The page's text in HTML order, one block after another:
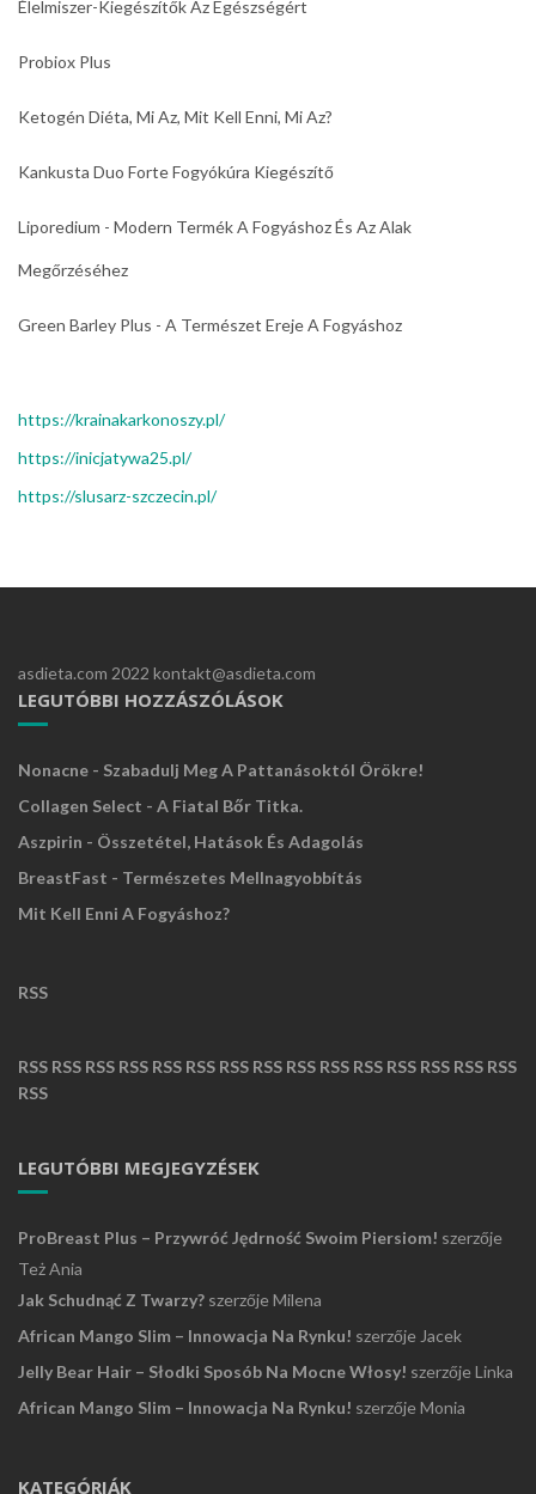
Élelmiszer-Kiegészítők Az Egészségért
Probiox Plus
Ketogén Diéta, Mi Az, Mit Kell Enni, Mi Az?
Kankusta Duo Forte Fogyókúra Kiegészítő
Liporedium - Modern Termék A Fogyáshoz És Az Alak
Megőrzéséhez
Green Barley Plus - A Természet Ereje A Fogyáshoz
https://krainakarkonoszy.pl/
https://inicjatywa25.pl/
https://slusarz-szczecin.pl/
asdieta.com 2022 kontakt@asdieta.com
LEGUTÓBBI HOZZÁSZÓLÁSOK
Nonacne - Szabadulj Meg A Pattanásoktól Örökre!
Collagen Select - A Fiatal Bőr Titka.
Aszpirin - Összetétel, Hatások És Adagolás
BreastFast - Természetes Mellnagyobbítás
Mit Kell Enni A Fogyáshoz?
RSS
RSS RSS RSS RSS RSS RSS RSS RSS RSS RSS RSS RSS RSS RSS RSS
RSS
LEGUTÓBBI MEGJEGYZÉSEK
ProBreast Plus – Przywróć Jędrność Swoim Piersiom! szerzője
Też Ania
Jak Schudnąć Z Twarzy? szerzőjeMilena
African Mango Slim – Innowacja Na Rynku! szerzője Jacek
Jelly Bear Hair – Słodki Sposób Na Mocne Włosy! szerzőjeLinka
African Mango Slim – Innowacja Na Rynku! szerzőjeMonia
KATEGÓRIÁK